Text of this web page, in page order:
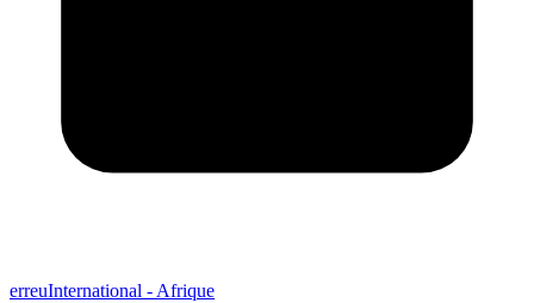
erreuInternational - Afrique